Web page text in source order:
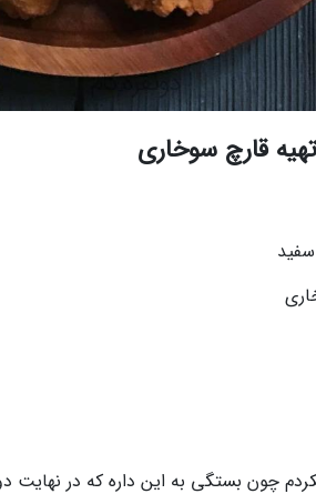
قارچ سوخاری
سفید
چون بستگی به این داره که در